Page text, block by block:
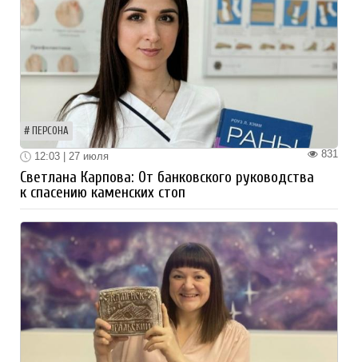
ПЕРСОНА
831
12:03 | 27 июля
Светлана Карпова: От банковского руководства
к спасению каменских стоп